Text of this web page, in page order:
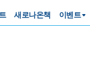
새로나온책 이벤트